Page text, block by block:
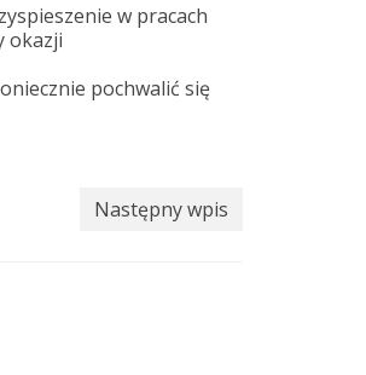
w pracach
okazji
pochwalić się
Następny wpis